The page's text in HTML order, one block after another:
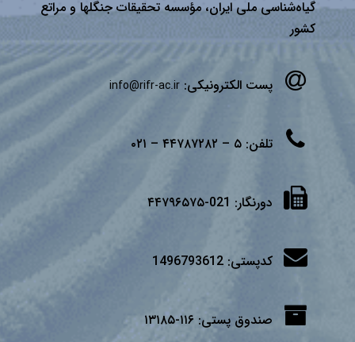
گیاه‌شناسی ملی ایران، مؤسسه تحقیقات جنگلها و مراتع
كشور
پست الکترونیکی: info@rifr-ac.ir
تلفن: ۵ – ۴۴۷۸۷۲۸۲ – ۰۲۱
دورنگار: 021-۴۴۷۹۶۵۷۵
کدپستی: 1496793612
صندوق پستی: ۱۱۶-۱۳۱۸۵